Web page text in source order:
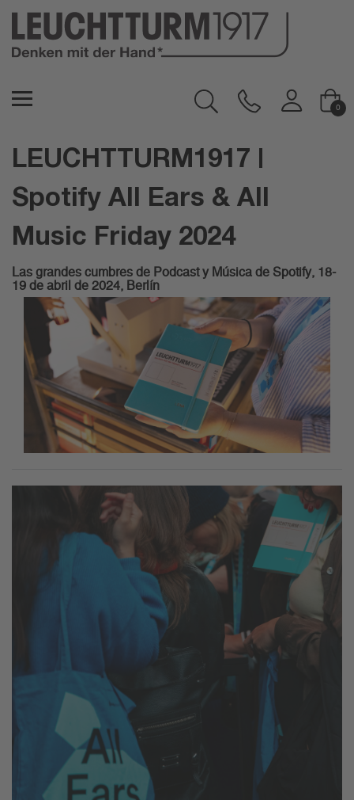
0
Spotify All Ears Summit 2024
LEUCHTTURM1917 |
Spotify All Ears & All
Music Friday 2024
Las grandes cumbres de Podcast y Música de Spotify, 18-
19 de abril de 2024, Berlín